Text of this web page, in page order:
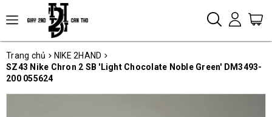
Trang chủ
NIKE 2HAND
SZ43 Nike Chron 2 SB 'Light Chocolate Noble Green' DM3493-
200 055624